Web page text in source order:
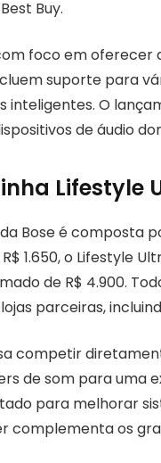
Buy.
foco em
suporte para
inteligentes. O
de áudio
Lifestyle
Bose é composta
1.650, o Lifestyle
de R$ 4.900.
parceiras,
competir
de som para uma
para melhorar
complementa os